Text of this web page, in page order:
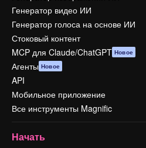
Генератор видео ИИ
Генератор голоса на основе ИИ
Стоковый контент
MCP для Claude/ChatGPT Новое
Агенты Новое
API
Мобильное приложение
Все инструменты Magnific
Начать